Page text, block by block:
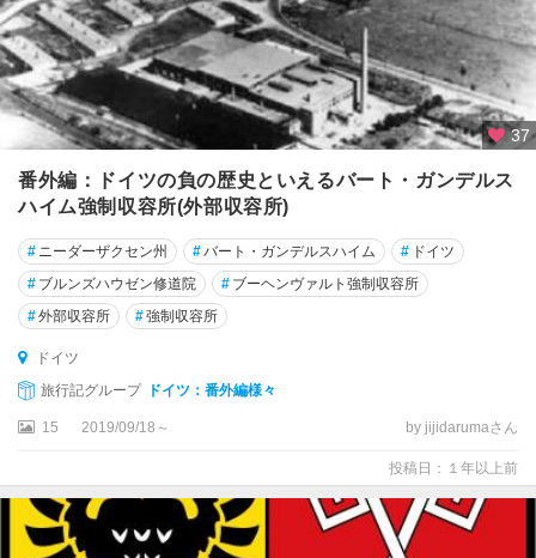
州
ハ
イ
ル
ブ
ロ
ン
ハ
ノ
ー
バ
ハ
レ
ル
37
番外編：ドイツの負の歴史といえるバート・ガンデルス
ハイム強制収容所(外部収容所)
# ニーダーザクセン州 #バート・ガンデルスハイム # ドイツ
# ブルンズハウゼン修道院 # ブーヘンヴァルト強制収容所
#外部収容所 #強制収容所
ドイツ
旅行記グループ
ドイツ：番外編様々
15 2019/09/18～ by jijidarumaさん
投稿日：１年以上前